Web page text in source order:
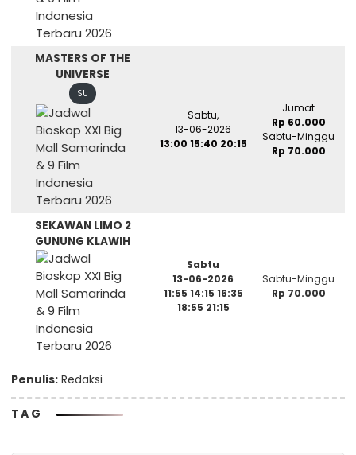
MASTERS OF THE
UNIVERSE
SU
Sabtu,
13-06-2026
13:00 15:40 20:15
Jumat
Rp 60.000
Sabtu-Minggu
Rp 70.000
SEKAWAN LIMO 2
GUNUNG KLAWIH
Sabtu
13-06-2026
11:55 14:15 16:35
18:55 21:15
Sabtu-Minggu
Rp 70.000
Penulis: Redaksi
TAG